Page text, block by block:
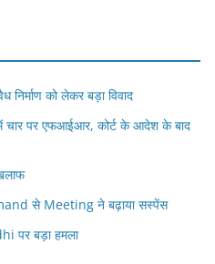
निर्माण को लेकर बड़ा विवाद
में चार पर एफआईआर, कोर्ट के आदेश के बाद
से Meeting ने बढ़ाया सस्पेंस
पर बड़ा हमला